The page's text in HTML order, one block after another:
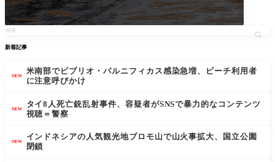
新着記事
NEW
米南部でビブリオ・バルニフィカス感染急増、ビーチ利用者
に注意呼びかけ
NEW
タイ8人死亡銃乱射事件、容疑者がSNSで暴力的なコンテンツ
視聴＝警察
NEW
インドネシアの人気観光地ブロモ山で山火事拡大、国立公園
閉鎖